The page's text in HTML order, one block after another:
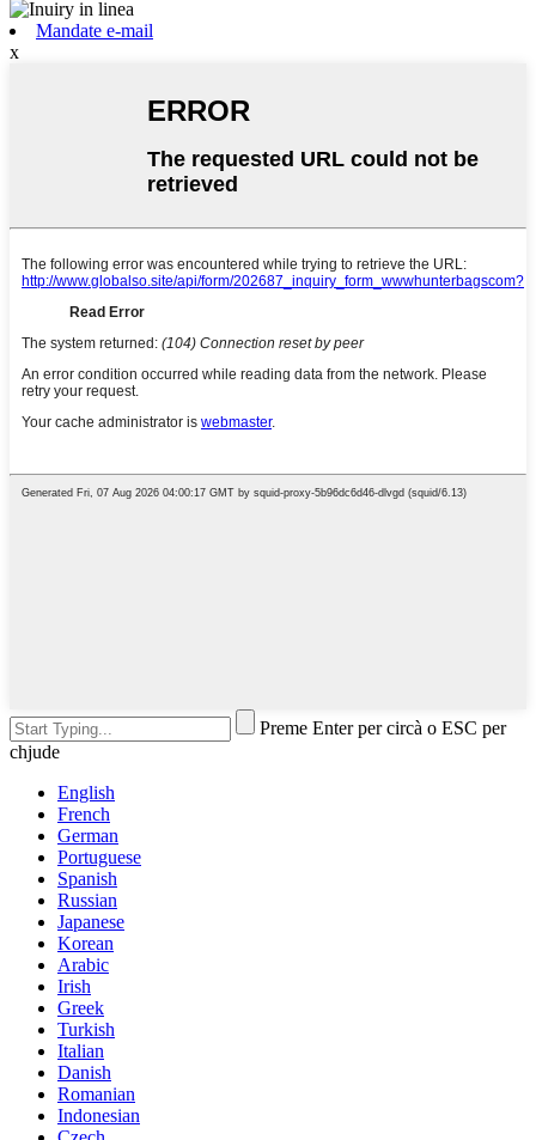
Mandate e-mail
x
Preme Enter per circà o ESC per
chjude
English
French
German
Portuguese
Spanish
Russian
Japanese
Korean
Arabic
Irish
Greek
Turkish
Italian
Danish
Romanian
Indonesian